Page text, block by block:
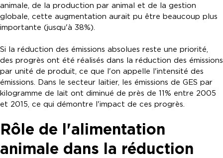
animale, de la production par animal et de la gestion
globale, cette augmentation aurait pu être beaucoup plus
importante (jusqu'à 38%).
Si la réduction des émissions absolues reste une priorité,
des progrès ont été réalisés dans la réduction des émissions
par unité de produit, ce que l'on appelle l'intensité des
émissions. Dans le secteur laitier, les émissions de GES par
kilogramme de lait ont diminué de près de 11% entre 2005
et 2015, ce qui démontre l'impact de ces progrès.
Rôle de l'alimentation
animale dans la réduction